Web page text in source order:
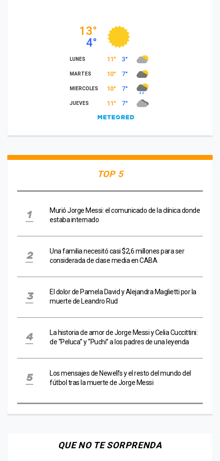
TOP 5
Murió Jorge Messi: el comunicado de la clínica donde
estaba internado
Una familia necesitó casi $2,6 millones para ser
considerada de clase media en CABA
El dolor de Pamela David y Alejandra Maglietti por la
muerte de Leandro Rud
La historia de amor de Jorge Messi y Celia Cuccittini:
de “Peluca” y “Puchi” a los padres de una leyenda
Los mensajes de Newell’s y el resto del mundo del
fútbol tras la muerte de Jorge Messi
QUE NO TE SORPRENDA